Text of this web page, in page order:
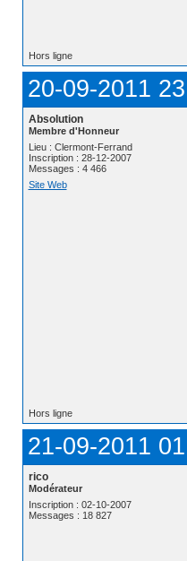
Hors ligne
20-09-2011
Absolution
Membre d'Honneur
Lieu : Clermont-Ferrand
Inscription : 28-12-2007
Messages : 4 466
Site Web
Hors ligne
21-09-2011
rico
Modérateur
Inscription : 02-10-2007
Messages : 18 827